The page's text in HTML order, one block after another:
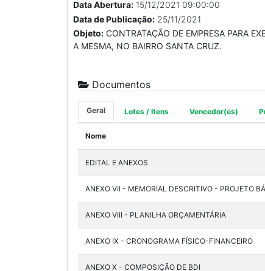
Data Abertura: 15/12/2021 09:00:00
Data de Publicação: 25/11/2021
Objeto: CONTRATAÇÃO DE EMPRESA PARA
A MESMA, NO BAIRRO SANTA CRUZ.
Documentos
Geral Lotes / Itens Vencedor(es)
Nome
EDITAL E ANEXOS
ANEXO VII - MEMORIAL DESCRITIVO - PROJETO
ANEXO VIII - PLANILHA ORÇAMENTÁRIA
ANEXO IX - CRONOGRAMA FÍSICO-FINANCEIRO
ANEXO X - COMPOSIÇÃO DE BDI